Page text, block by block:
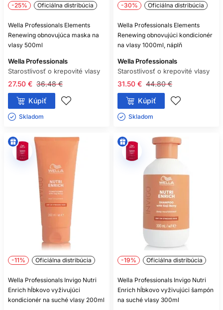
-25% Oficiálna distribúcia
Wella Professionals Elements
Renewing obnovujúca maska na
vlasy 500ml
Wella Professionals
Starostlivosť o krepovité vlasy
36.48 €
27.50 €
Kúpiť
Skladom ㅤ
-30% Oficiálna distribúcia
Wella Professionals Elements
Renewing obnovujúci kondicionér
na vlasy 1000ml, náplň
Wella Professionals
Starostlivosť o krepovité vlasy
44.80 €
31.50 €
Kúpiť
Skladom ㅤ
-11% Oficiálna distribúcia
Wella Professionals Invigo Nutri
Enrich hĺbkovo vyživujúci
kondicionér na suché vlasy 200ml
-19% Oficiálna distribúcia
Wella Professionals Invigo Nutri
Enrich hĺbkovo vyživujúci šampón
na suché vlasy 300ml